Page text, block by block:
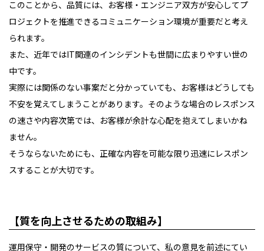
このことから、品質には、お客様・エンジニア双方が安心してプ
ロジェクトを推進できるコミュニケーション環境が重要だと考え
られます。
また、近年ではIT関連のインシデントも世間に広まりやすい世の
中です。
実際には関係のない事案だと分かっていても、お客様はどうしても
不安を覚えてしまうことがあります。そのような場合のレスポンス
の速さや内容次第では、お客様が余計な心配を抱えてしまいかね
ません。
そうならないためにも、正確な内容を可能な限り迅速にレスポン
スすることが大切です。
【質を向上させるための取組み】
運用保守・開発のサービスの質について、私の意見を前述にてい